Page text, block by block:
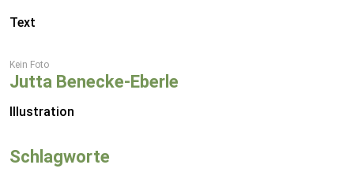
Text
Kein Foto
Jutta Benecke-Eberle
Illustration
Schlagworte